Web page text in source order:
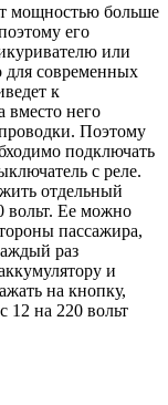
мощностью больше
его
или
для современных
к
вместо него
Поэтому
подключать
с реле.
отдельный
вольт. Ее можно
пассажира,
раз
и
на кнопку,
12 на 220 вольт